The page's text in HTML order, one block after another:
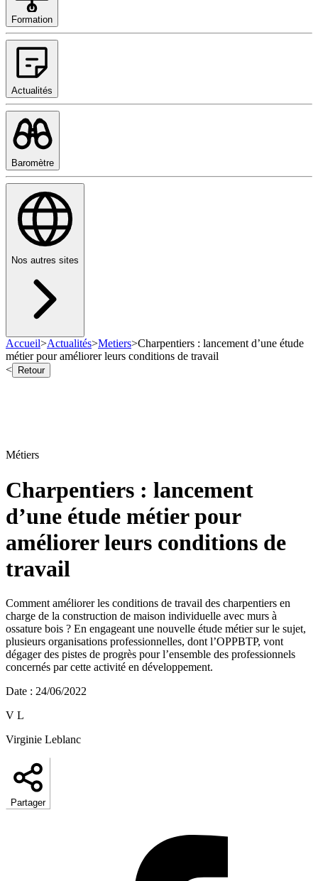
Formation
Actualités
Baromètre
Nos autres sites
Accueil>Actualités>Metiers>Charpentiers : lancement d’une étude
métier pour améliorer leurs conditions de travail
<
Retour
Métiers
Charpentiers : lancement
d’une étude métier pour
améliorer leurs conditions de
travail
Comment améliorer les conditions de travail des charpentiers en
charge de la construction de maison individuelle avec murs à
ossature bois ? En engageant une nouvelle étude métier sur le sujet,
plusieurs organisations professionnelles, dont l’OPPBTP, vont
dégager des pistes de progrès pour l’ensemble des professionnels
concernés par cette activité en développement.
Date : 24/06/2022
V L
Virginie Leblanc
Partager